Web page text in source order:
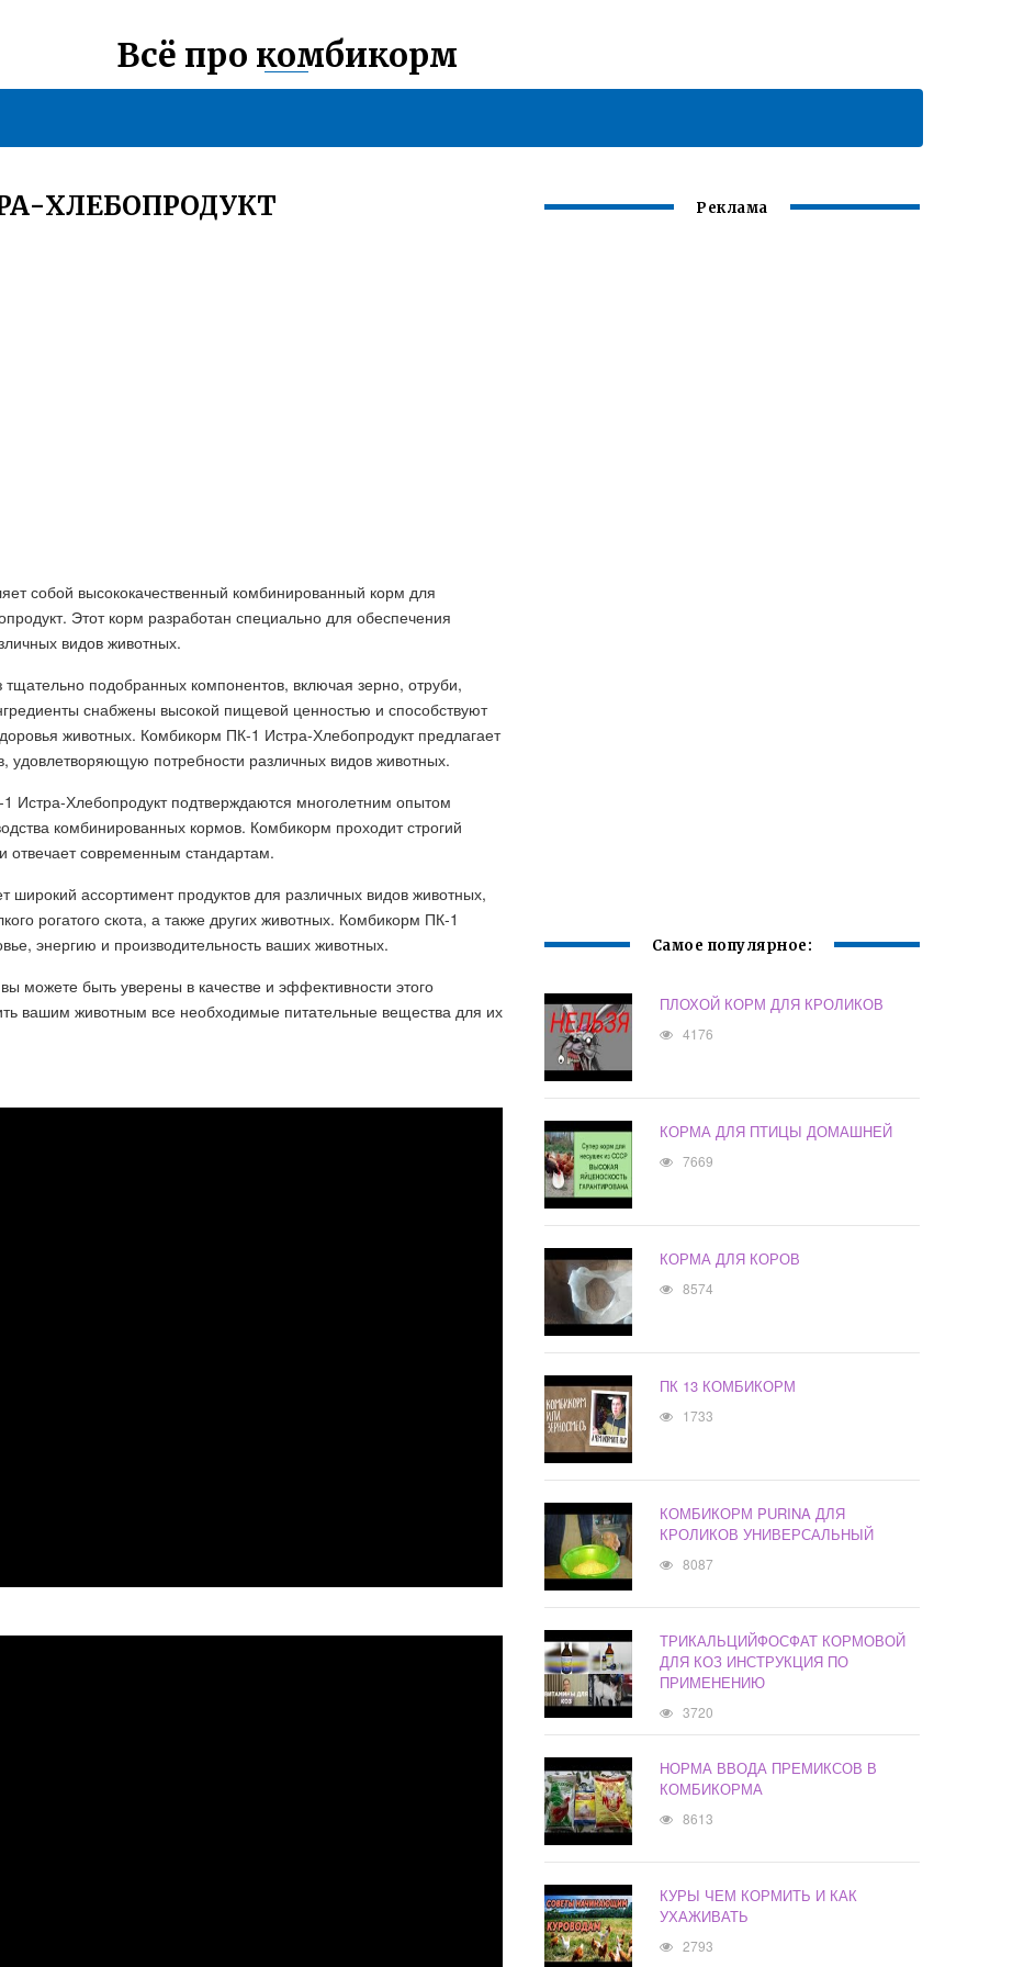
Всё про комбикорм
ХЛЕБОПРОДУКТ
собой высококачественный комбинированный корм для
Этот корм разработан специально для обеспечения
видов животных.
подобранных компонентов, включая зерно, отруби,
снабжены высокой пищевой ценностью и способствуют
животных. Комбикорм ПК-1 Истра-Хлебопродукт предлагает
потребности различных видов животных.
Истра-Хлебопродукт подтверждаются многолетним опытом
комбинированных кормов. Комбикорм проходит строгий
отвечает современным стандартам.
ассортимент продуктов для различных видов животных,
рогатого скота, а также других животных. Комбикорм ПК-1
энергию и производительность ваших животных.
можете быть уверены в качестве и эффективности этого
вашим животным все необходимые питательные вещества для их
Реклама
Самое популярное:
ПЛОХОЙ КОРМ ДЛЯ КРОЛИКОВ
4176
КОРМА ДЛЯ ПТИЦЫ ДОМАШНЕЙ
7669
КОРМА ДЛЯ КОРОВ
8574
ПК 13 КОМБИКОРМ
1733
КОМБИКОРМ PURINA ДЛЯ
КРОЛИКОВ УНИВЕРСАЛЬНЫЙ
8087
ТРИКАЛЬЦИЙФОСФАТ КОРМОВОЙ
ДЛЯ КОЗ ИНСТРУКЦИЯ ПО
ПРИМЕНЕНИЮ
3720
НОРМА ВВОДА ПРЕМИКСОВ В
КОМБИКОРМА
8613
КУРЫ ЧЕМ КОРМИТЬ И КАК
УХАЖИВАТЬ
2793